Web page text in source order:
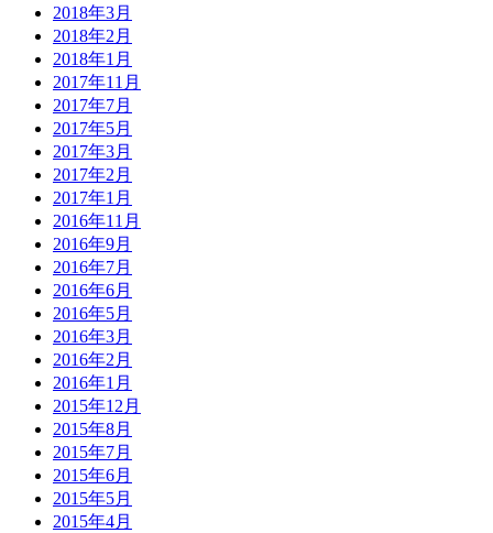
2018年3月
2018年2月
2018年1月
2017年11月
2017年7月
2017年5月
2017年3月
2017年2月
2017年1月
2016年11月
2016年9月
2016年7月
2016年6月
2016年5月
2016年3月
2016年2月
2016年1月
2015年12月
2015年8月
2015年7月
2015年6月
2015年5月
2015年4月